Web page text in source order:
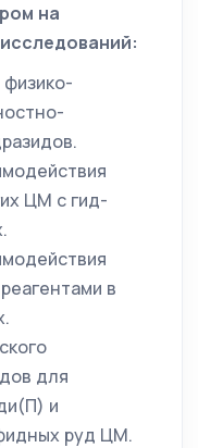
на
физико-
ЦМ с гид-
в
для
и
руд ЦМ.